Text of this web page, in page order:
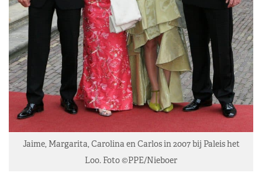
Jaime, Margarita, Carolina en Carlos in 2007 bij Paleis het
Loo. Foto ©PPE/Nieboer